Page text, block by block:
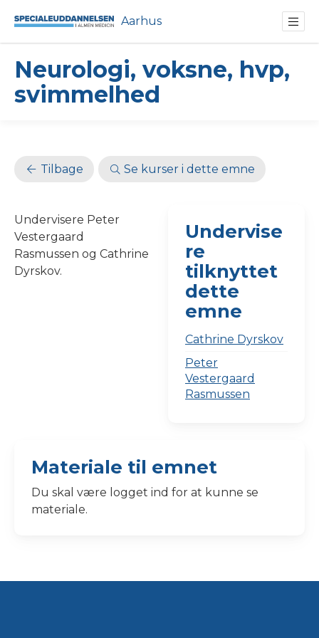
Aarhus
Neurologi, voksne, hvp,
svimmelhed
Tilbage Se kurser i dette emne
Undervisere Peter
Vestergaard
Rasmussen og Cathrine
Dyrskov.
Undervise
re
tilknyttet
dette
emne
Cathrine Dyrskov
Peter
Vestergaard
Rasmussen
Materiale til emnet
Du skal være logget ind for at kunne se
materiale.